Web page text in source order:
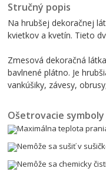
Stručný popis
Na hrubšej dekoračnej
kvietkov a kvetín. Tieto
Zmesová dekoračná
bavlnené plátno. Je
vankúšiky, závesy,
Ošetrovacie symboly